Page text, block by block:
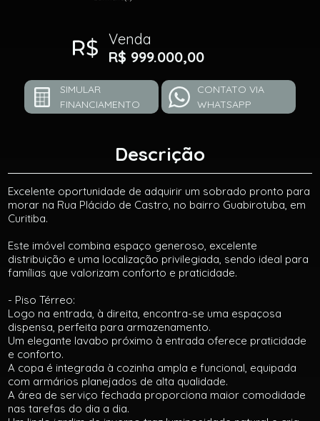
Venda
R$ 999.000,00
SIMULAR
FINANCIAMENTO
CONTATO VIA
WHATSAPP
Descrição
Excelente oportunidade de adquirir um sobrado pronto para
morar na Rua Plácido de Castro, no bairro Guabirotuba, em
Curitiba.
Este imóvel combina espaço generoso, excelente
distribuição e uma localização privilegiada, sendo ideal para
famílias que valorizam conforto e praticidade.
- Piso Térreo:
Logo na entrada, à direita, encontra-se uma espaçosa
dispensa, perfeita para armazenamento.
Um elegante lavabo próximo à entrada oferece praticidade
e conforto.
A copa é integrada à cozinha ampla e funcional, equipada
com armários planejados de alta qualidade.
A área de serviço fechada proporciona maior comodidade
nas tarefas do dia a dia.